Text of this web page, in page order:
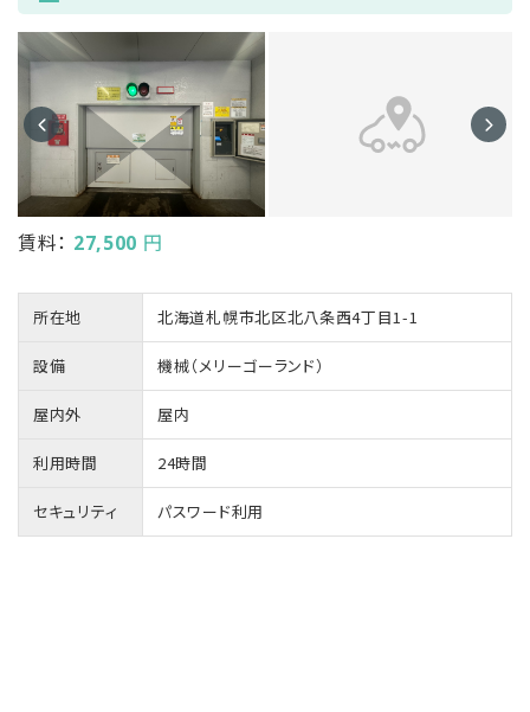
賃料： 27,500 円
所在地 北海道札幌市北区北八条西4丁目1-1
設備 機械（メリーゴーランド）
屋内外 屋内
利用時間 24時間
セキュリティ パスワード利用